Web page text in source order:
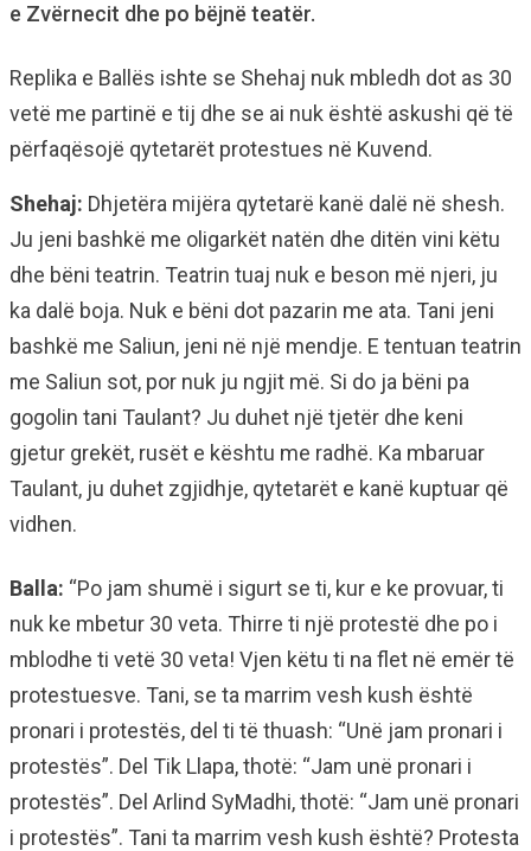
e Zvërnecit dhe po bëjnë teatër.
Replika e Ballës ishte se Shehaj nuk mbledh dot as 30
vetë me partinë e tij dhe se ai nuk është askushi që të
përfaqësojë qytetarët protestues në Kuvend.
Shehaj: Dhjetëra mijëra qytetarë kanë dalë në shesh.
Ju jeni bashkë me oligarkët natën dhe ditën vini këtu
dhe bëni teatrin. Teatrin tuaj nuk e beson më njeri, ju
ka dalë boja. Nuk e bëni dot pazarin me ata. Tani jeni
bashkë me Saliun, jeni në një mendje. E tentuan teatrin
me Saliun sot, por nuk ju ngjit më. Si do ja bëni pa
gogolin tani Taulant? Ju duhet një tjetër dhe keni
gjetur grekët, rusët e kështu me radhë. Ka mbaruar
Taulant, ju duhet zgjidhje, qytetarët e kanë kuptuar që
vidhen.
Balla: “Po jam shumë i sigurt se ti, kur e ke provuar, ti
nuk ke mbetur 30 veta. Thirre ti një protestë dhe po i
mblodhe ti vetë 30 veta! Vjen këtu ti na flet në emër të
protestuesve. Tani, se ta marrim vesh kush është
pronari i protestës, del ti të thuash: “Unë jam pronari i
protestës”. Del Tik Llapa, thotë: “Jam unë pronari i
protestës”. Del Arlind SyMadhi, thotë: “Jam unë pronari
i protestës”. Tani ta marrim vesh kush është? Protesta